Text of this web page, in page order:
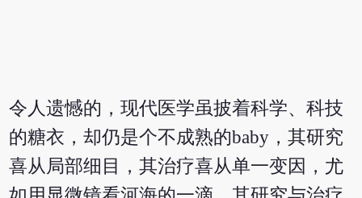
令人遗憾的，现代医学虽披着科学、科技
的糖衣，却仍是个不成熟的baby，其研究
喜从局部细目，其治疗喜从单一变因，尤